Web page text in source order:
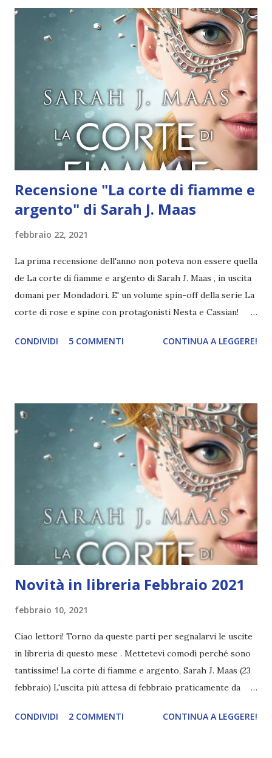
@bookishgames_ ), ma li ho interrotti perché non mi
hanno fatto una buona impressione. Poi ho iniziato
l'ascolto dell'audiolibro di " Percy Jackson - Lo scontro
finale " con Storytel. Sono ancora al 28% circa, ma mi sta
piacendo. Sono un po' preoccupata perché adesso i toni si
sono fatti più seri e non ho idea di come potrebbe andare a
finire, ma la curiosità è...
Recensione "La corte di fiamme e
argento" di Sarah J. Maas
febbraio 22, 2021
La prima recensione dell'anno non poteva non essere quella
de La corte di fiamme e argento di Sarah J. Maas , in uscita
domani per Mondadori. E' un volume spin-off della serie La
corte di rose e spine con protagonisti Nesta e Cassian!
Serie: Acotar 4 Pagine: 720 Editore: Mondadori Data di
incline al perdono. E da quando è stata costretta a entrare
nel Calderone ed è diventata una Fae contro la sua volontà,
ha cercato in ogni modo di allontanarsi dalla sorella e dalla
corte della Notte per trovare un posto per sé all'interno
dello strano mondo in cui è costretta a vivere. Quel che è
peggio è che non sembra essere ancora riuscita a superare
l'orrore della guerra con Hybern. Di certo non ha
dimenticato tutto ciò che ha perso per colpa sua....
CONDIVIDI 5 COMMENTI CONTINUA A LEGGERE!
Novità in libreria Febbraio 2021
febbraio 10, 2021
Ciao lettori! Torno da queste parti per segnalarvi le uscite
in libreria di questo mese . Mettetevi comodi perché sono
tantissime! La corte di fiamme e argento, Sarah J. Maas (23
febbraio) L'uscita più attesa di febbraio praticamente da
corte di rose e spine . E' un volume spin-off dedicato a
CONDIVIDI 2 COMMENTI CONTINUA A LEGGERE!